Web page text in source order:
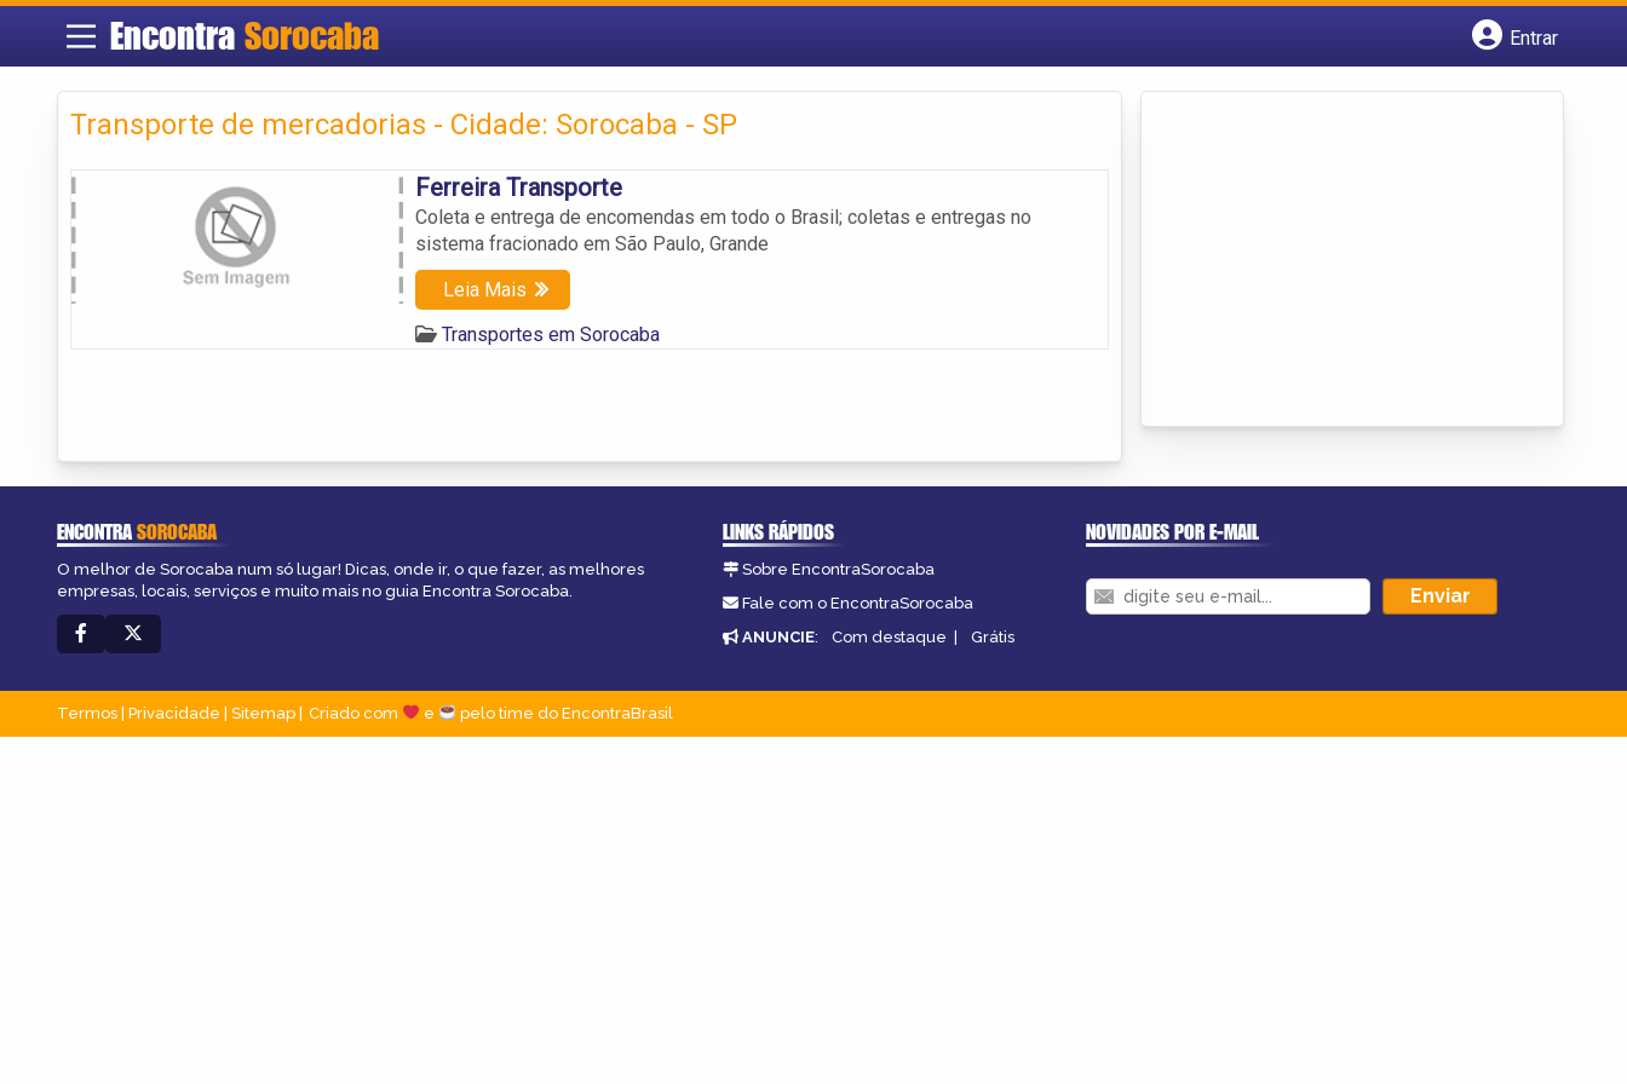
Encontra Sorocaba
Entrar
Transporte de mercadorias - Cidade: Sorocaba - SP
Ferreira Transporte
Coleta e entrega de encomendas em todo o Brasil; coletas e entregas no
sistema fracionado em São Paulo, Grande
Leia Mais
Transportes em Sorocaba
ENCONTRASOROCABA
O melhor de Sorocaba num só lugar! Dicas, onde ir, o que fazer, as melhores
empresas, locais, serviços e muito mais no guia Encontra Sorocaba.
LINKS RÁPIDOS
Sobre EncontraSorocaba
Fale com o EncontraSorocaba
ANUNCIE: Com destaque | Grátis
NOVIDADES POR E-MAIL
Termos | Privacidade | Sitemap Criado com e pelo time do EncontraBrasil